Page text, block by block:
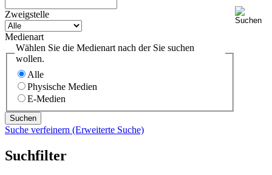
Zweigstelle
Medienart
Wählen Sie die Medienart nach der Sie suchen
wollen.
Alle
Physische Medien
E-Medien
Suche verfeinern (Erweiterte Suche)
Suchfilter